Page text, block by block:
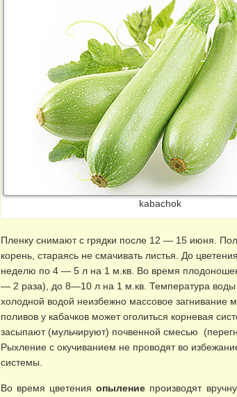
kabachok
Пленку снимают с грядки после 12 — 15 июня.
корень, стараясь не смачивать листья. До цветения
неделю по 4 — 5 л на 1 м.кв. Во время
— 2 раза), до 8—10 л на 1 м.кв. Температура
холодной водой неизбежно массовое загнивание
поливов у кабачков может оголиться корневая
засыпают (мульчируют) почвенной смесью
Рыхление с окучиванием не проводят во
системы.
Во время цветенияопыление производят